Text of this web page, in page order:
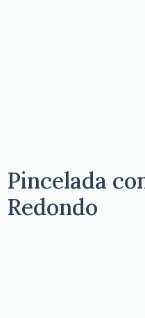
Pincelada
Redondo